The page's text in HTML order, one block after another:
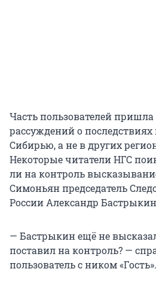
Часть пользователей
рассуждений о
Сибирью, а не в других
Некоторые читатели НГС
ли на контроль
Симоньян председатель
России Александр
— Бастрыкин ещё не
поставил на контроль? —
пользователь с ником «Гость».